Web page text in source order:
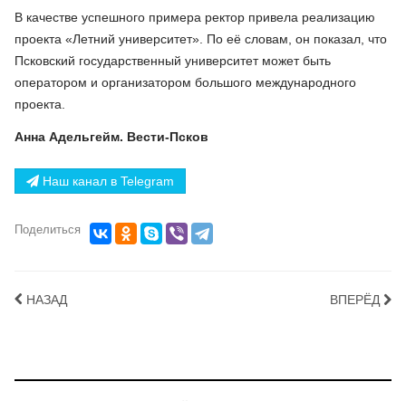
В качестве успешного примера ректор привела реализацию
проекта «Летний университет». По её словам, он показал, что
Псковский государственный университет может быть
оператором и организатором большого международного
проекта.
Анна Адельгейм. Вести-Псков
Наш канал в Telegram
Поделиться
НАЗАД ВПЕРЁД